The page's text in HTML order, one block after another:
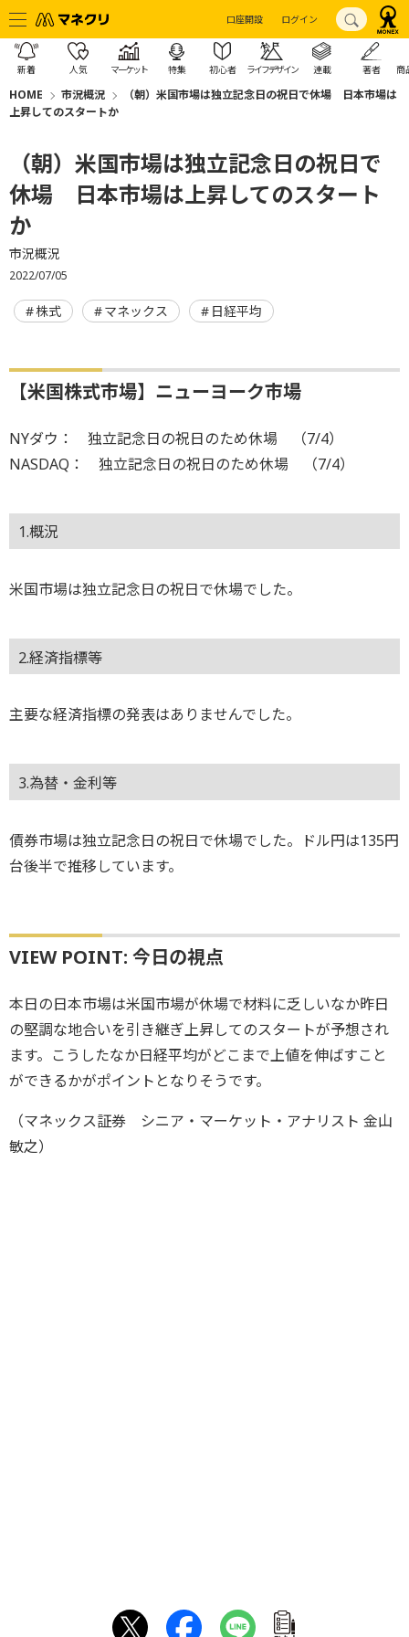
口座開設 ログイン
新着 人気 マーケット 特集 初心者 ライフデザイン 連載 著者 商
HOME 市況概況
（朝）米国市場は独立記念日の祝日で休場 日本市場は
上昇してのスタートか
（朝）米国市場は独立記念日の祝日で
休場 日本市場は上昇してのスタート
か
市況概況
2022/07/05
株式 マネックス 日経平均
【米国株式市場】ニューヨーク市場
NYダウ： 独立記念日の祝日のため休場 （7/4）
NASDAQ： 独立記念日の祝日のため休場 （7/4）
1.概況
米国市場は独立記念日の祝日で休場でした。
2.経済指標等
主要な経済指標の発表はありませんでした。
3.為替・金利等
債券市場は独立記念日の祝日で休場でした。ドル円は135円
台後半で推移しています。
VIEW POINT: 今日の視点
本日の日本市場は米国市場が休場で材料に乏しいなか昨日
の堅調な地合いを引き継ぎ上昇してのスタートが予想され
ます。こうしたなか日経平均がどこまで上値を伸ばすこと
ができるかがポイントとなりそうです。
（マネックス証券 シニア・マーケット・アナリスト 金山
敏之）